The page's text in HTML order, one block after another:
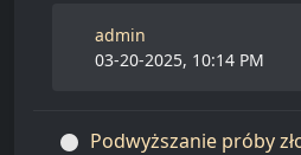
admin
03-20-2025, 10:14 PM
Podwyższanie próby